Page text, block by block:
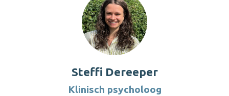
Steffi Dereeper
Klinisch psycholoog